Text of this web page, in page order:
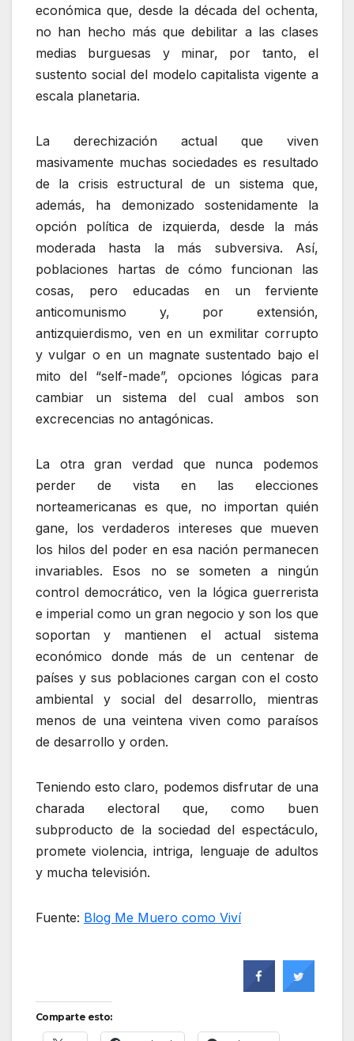
económica que, desde la década del ochenta,
no han hecho más que debilitar a las clases
medias burguesas y minar, por tanto, el
sustento social del modelo capitalista vigente a
escala planetaria.
La derechización actual que viven
masivamente muchas sociedades es resultado
de la crisis estructural de un sistema que,
además, ha demonizado sostenidamente la
opción política de izquierda, desde la más
moderada hasta la más subversiva. Así,
poblaciones hartas de cómo funcionan las
cosas, pero educadas en un ferviente
anticomunismo y, por extensión,
antizquierdismo, ven en un exmilitar corrupto
y vulgar o en un magnate sustentado bajo el
mito del “self-made”, opciones lógicas para
cambiar un sistema del cual ambos son
excrecencias no antagónicas.
La otra gran verdad que nunca podemos
perder de vista en las elecciones
norteamericanas es que, no importan quién
gane, los verdaderos intereses que mueven
los hilos del poder en esa nación permanecen
invariables. Esos no se someten a ningún
control democrático, ven la lógica guerrerista
e imperial como un gran negocio y son los que
soportan y mantienen el actual sistema
económico donde más de un centenar de
países y sus poblaciones cargan con el costo
ambiental y social del desarrollo, mientras
menos de una veintena viven como paraísos
de desarrollo y orden.
Teniendo esto claro, podemos disfrutar de una
charada electoral que, como buen
subproducto de la sociedad del espectáculo,
promete violencia, intriga, lenguaje de adultos
y mucha televisión.
Fuente: Blog Me Muero como Viví
Comparte esto: